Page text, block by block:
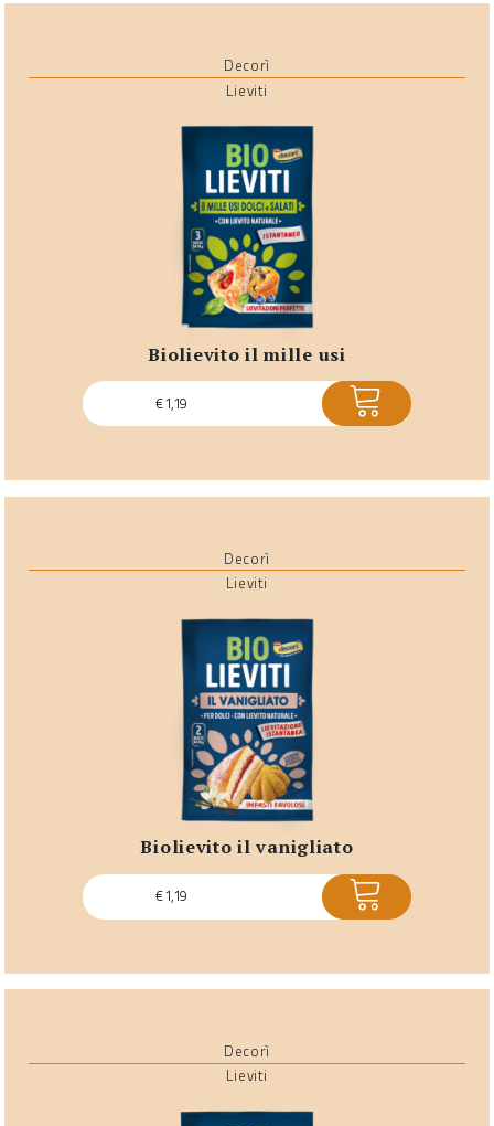
Decorì
Lieviti
biolievito il mille usi
€1,19 ACQUISTA
Decorì
Lieviti
biolievito il vanigliato
€1,19 ACQUISTA
Decorì
Lieviti